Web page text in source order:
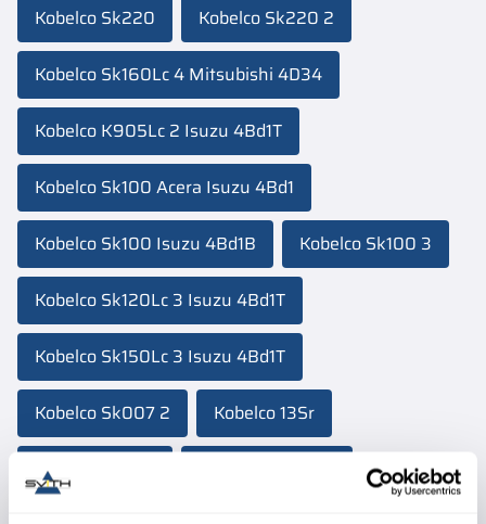
Kobelco Sk220 Kobelco Sk220 2
Kobelco Sk160Lc 4 Mitsubishi 4D34
Kobelco K905Lc 2 Isuzu 4Bd1T
Kobelco Sk100 Acera Isuzu 4Bd1
Kobelco Sk100 Isuzu 4Bd1B Kobelco Sk100 3
Kobelco Sk120Lc 3 Isuzu 4Bd1T
Kobelco Sk150Lc 3 Isuzu 4Bd1T
Kobelco Sk007 2 Kobelco 13Sr
Kobelco Sk007